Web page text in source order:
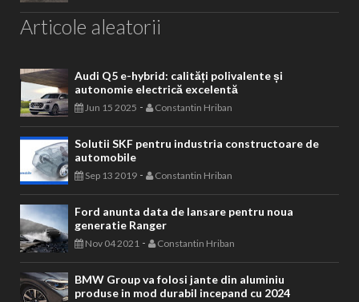
Articole aleatorii
Audi Q5 e-hybrid: calități polivalente și
autonomie electrică excelentă
Jun 15 2025 - Constantin Hriban
Solutii SKF pentru industria constructoare de
automobile
Sep 13 2019 - Constantin Hriban
Ford anunta data de lansare pentru noua
generatie Ranger
Nov 04 2021 - Constantin Hriban
BMW Group va folosi jante din aluminiu
produse in mod durabil incepand cu 2024